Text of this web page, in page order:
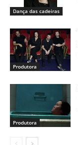
Dança das cadeiras
Produtora
Produtora